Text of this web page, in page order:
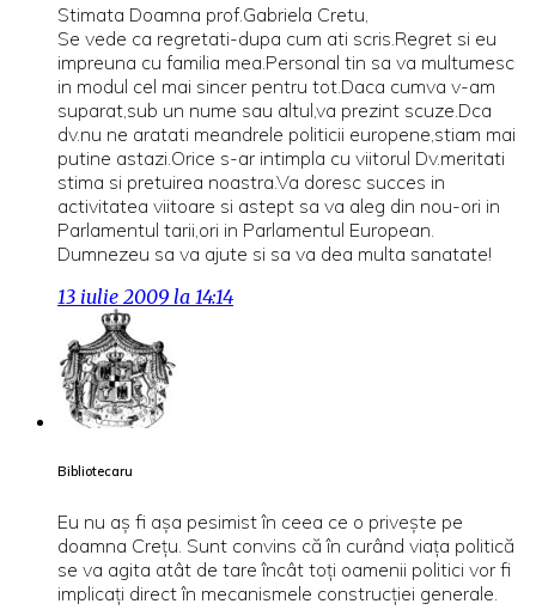
Stimata Doamna prof.Gabriela Cretu,
Se vede ca regretati-dupa cum ati scris.Regret si eu
impreuna cu familia mea.Personal tin sa va multumesc
in modul cel mai sincer pentru tot.Daca cumva v-am
suparat,sub un nume sau altul,va prezint scuze.Dca
dv.nu ne aratati meandrele politicii europene,stiam mai
putine astazi.Orice s-ar intimpla cu viitorul Dv.meritati
stima si pretuirea noastra.Va doresc succes in
activitatea viitoare si astept sa va aleg din nou-ori in
Parlamentul tarii,ori in Parlamentul European.
Dumnezeu sa va ajute si sa va dea multa sanatate!
13 iulie 2009 la 14:14
Bibliotecaru
Eu nu aş fi aşa pesimist în ceea ce o priveşte pe
doamna Creţu. Sunt convins că în curând viaţa politică
se va agita atât de tare încât toţi oamenii politici vor fi
implicaţi direct în mecanismele construcţiei generale.